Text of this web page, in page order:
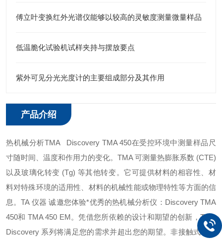
傅立叶变换红外光谱仪能够以较高的灵敏度测量微量样品
低温脆化试验机试样夹持与摆放要点
紫外可见分光光度计的主要组成部分及其作用
产品介绍
热机械分析TMA Discovery TMA 450在受控环境中测量样品尺
寸随时间、温度和作用力的变化。TMA 可测量热膨胀系数 (CTE)
以及玻璃化转变 (Tg) 等其他转变。它可提供材料的相容性、材
料对特殊环境的适用性、材料的机械性能或物理特性等方面的信
息。TA 仪器 诚邀您体验*优秀的热机械分析仪：Discovery TMA
450和 TMA 450 EM。凭借您所依赖的设计和期望的创新，TMA
Discovery 系列将满足您的需求并超出您的期望。非接触式、无